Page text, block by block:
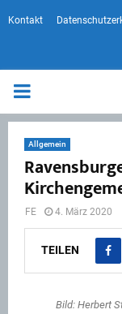
Kontakt
PRIMARY
MENU
Allgemein
FE 4. März 2020
TEILEN
Bild: Herbert